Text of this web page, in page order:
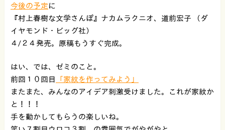
今後の予定に
『村上春樹な文学さんぽ』ナカムラクニオ、道前宏子 （ダ
イヤモンド・ビッグ社）
４/２４発売。原稿もうすぐ完成。
はい、では、ゼミのこと。
前回１０回目
「家紋を作ってみよう」
またまた、みんなのアイデア刺激受けました。これが家紋か
と！！！
手を動かしてもらうの楽しいね。